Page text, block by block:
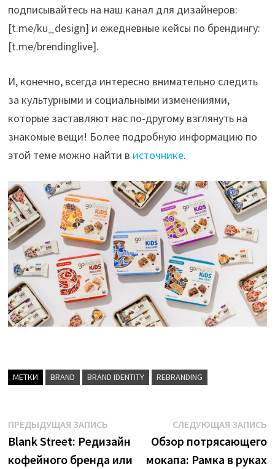
подписывайтесь на наш канал для дизайнеров:
[t.me/ku_design] и ежедневные кейсы по брендингу:
[t.me/brendinglive].
И, конечно, всегда интересно внимательно следить
за культурными и социальными изменениями,
которые заставляют нас по-другому взглянуть на
знакомые вещи! Более подробную информацию по
этой теме можно найти в источнике.
МЕТКИ BRAND BRAND IDENTITY REBRANDING
Навигация
по
ПРЕДЫДУЩАЯ ЗАПИСЬ
запись:
Blank Street: Редизайн
кофейного бренда или
СЛЕДУЮЩАЯ ЗАПИСЬ
Обзор потрясающего
мокапа: Рамка в руках